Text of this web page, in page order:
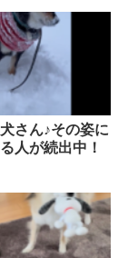
さん♪その姿に
人が続出中！